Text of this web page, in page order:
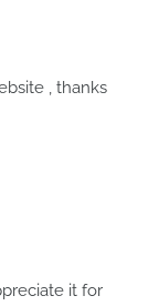
, thanks
it for